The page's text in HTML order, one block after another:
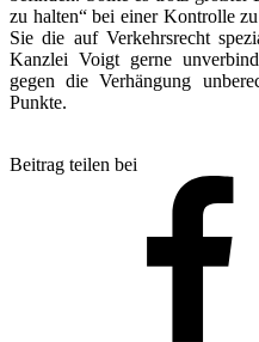
zu halten bei einer Kontrolle zu
Sie die auf Verkehrsrecht
Kanzlei Voigt gerne
gegen die Verhängung
Punkte.
Beitrag teilen bei